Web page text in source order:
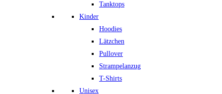
Tanktops
Kinder
Hoodies
Lätzchen
Pullover
Strampelanzug
T-Shirts
Unisex